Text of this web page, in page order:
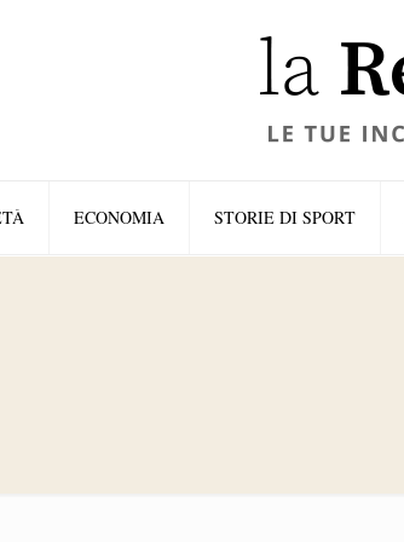
ECONOMIA STORIE DI SPORT